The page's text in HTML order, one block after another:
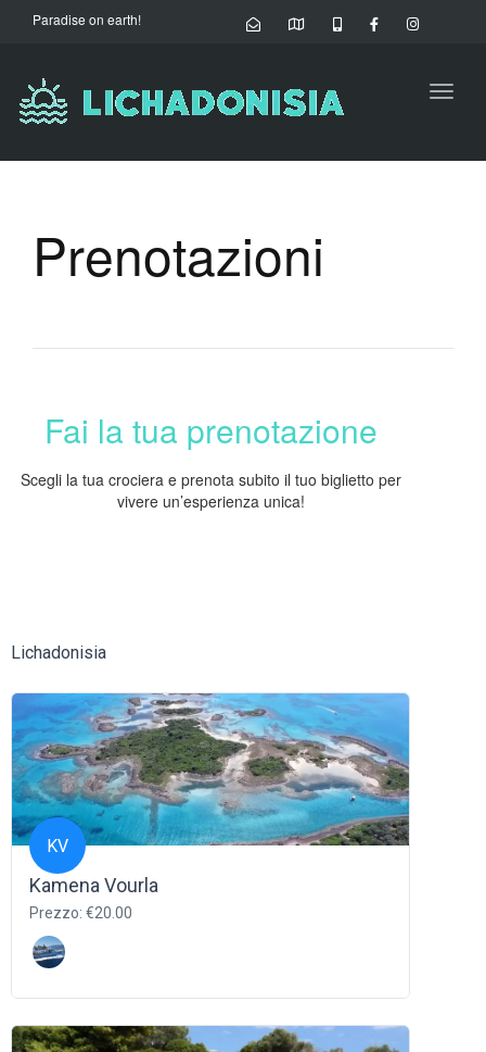
Paradise on earth!
Toggle
Prenotazioni
Fai la tua prenotazione
Scegli la tua crociera e prenota subito il tuo biglietto per
vivere un’esperienza unica!
Lichadonisia
KV
Kamena Vourla
Prezzo: €20.00